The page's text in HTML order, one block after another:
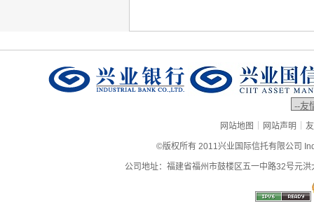
网站地图 | 网站声明 |
©版权所有 2011兴业国际信托有限公司
公司地址：福建省福州市鼓楼区五一中路32号元